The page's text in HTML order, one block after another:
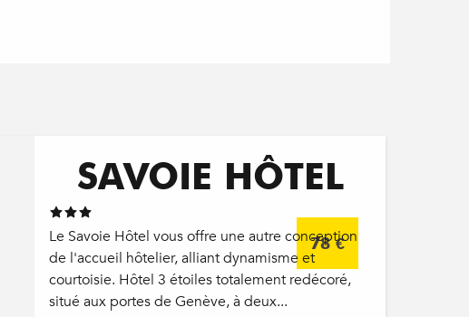
78€
SAVOIE HÔTEL
Le Savoie Hôtel vous offre une autre conception
de l'accueil hôtelier, alliant dynamisme et
courtoisie. Hôtel 3 étoiles totalement redécoré,
situé aux portes de Genève, à deux...